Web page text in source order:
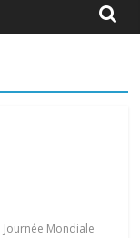
Journée Mondiale